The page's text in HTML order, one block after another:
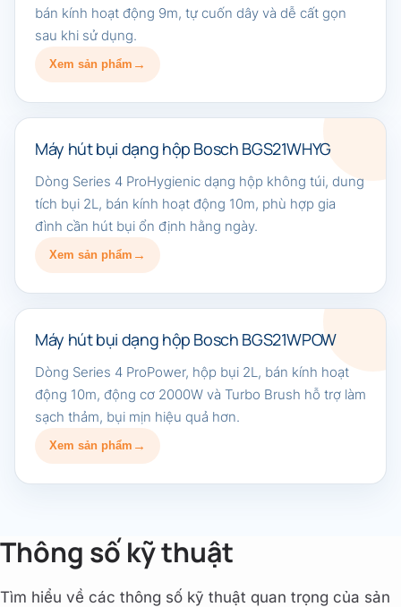
bán kính hoạt động 9m, tự cuốn dây và dễ cất gọn
sau khi sử dụng.
Xem sản phẩm
Máy hút bụi dạng hộp Bosch BGS21WHYG
Dòng Series 4 ProHygienic dạng hộp không túi, dung
tích bụi 2L, bán kính hoạt động 10m, phù hợp gia
đình cần hút bụi ổn định hằng ngày.
Xem sản phẩm
Máy hút bụi dạng hộp Bosch BGS21WPOW
Dòng Series 4 ProPower, hộp bụi 2L, bán kính hoạt
động 10m, động cơ 2000W và Turbo Brush hỗ trợ làm
sạch thảm, bụi mịn hiệu quả hơn.
Xem sản phẩm
Thông số kỹ thuật
Tìm hiểu về các thông số kỹ thuật quan trọng của sản